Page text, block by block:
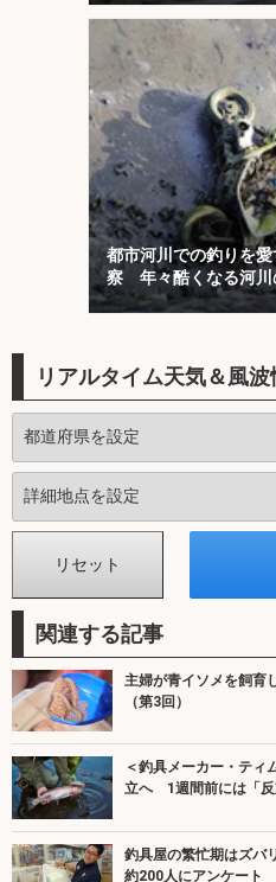
都市河川での釣りを
察 年々酷くなる河川
とう
リアルタイム天気＆風波
関連する記事
主婦が青イソメを飼育
（第3回）
＜釣具メーカー・ティ
立へ 1週間前には「反
釣具屋の繁忙期はズバ
約200人にアンケート